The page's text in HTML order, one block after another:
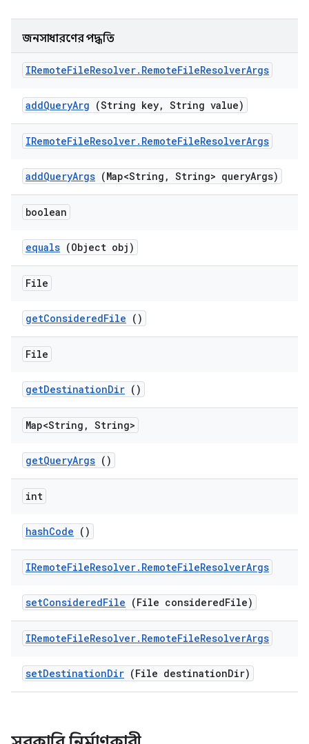
জনসাধারণের পদ্ধতি
IRemoteFileResolver. RemoteFileResolverArgs
addQueryArg (String key, String value)
IRemoteFileResolver. RemoteFileResolverArgs
addQueryArgs (Map<String , String> queryArgs)
boolean
equals (Object obj)
File
getConsideredFile ()
File
getDestinationDir ()
Map<String , String>
getQueryArgs ()
int
hashCode ()
IRemoteFileResolver. RemoteFileResolverArgs
setConsideredFile (File consideredFile)
IRemoteFileResolver. RemoteFileResolverArgs
setDestinationDir (File destinationDir)